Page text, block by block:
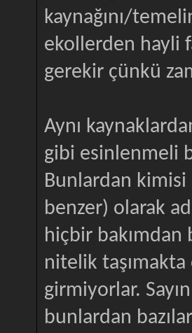
kaynağını/
ekollerden hayli
gerekir çünkü
Aynı
gibi esinlenmeli
Bunlardan
benzer) olarak
hiçbir bakımdan
nitelik
girmiyorlar.
bunlardan